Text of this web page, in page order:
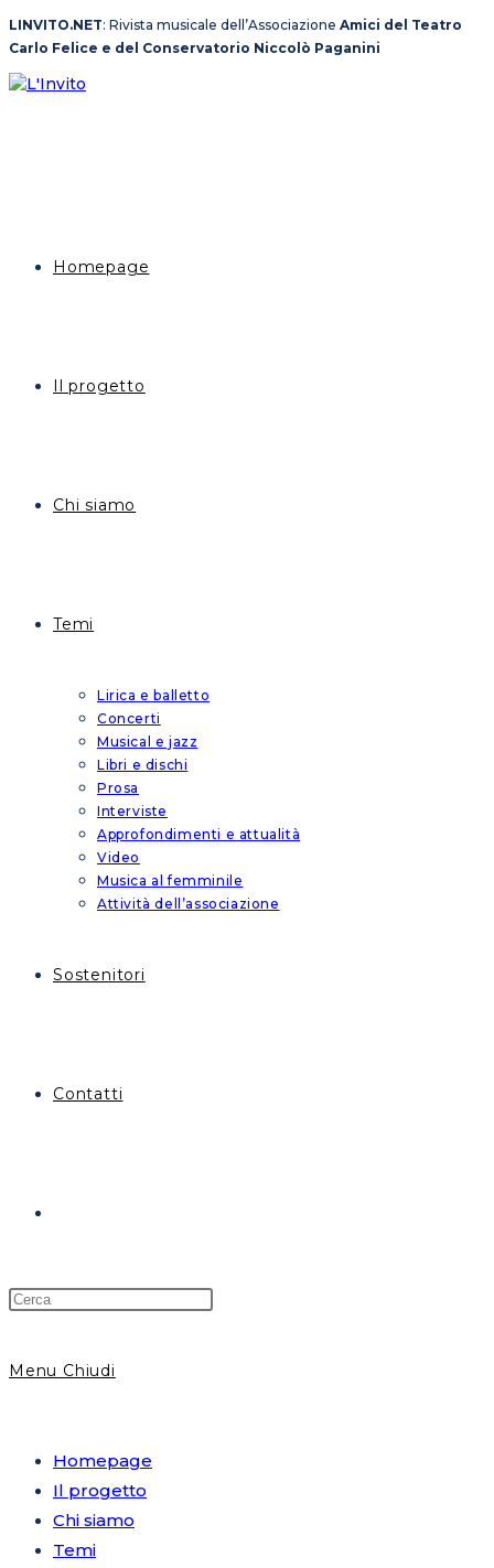
Salta
al
contenuto
LINVITO.NET: Rivista musicale dell’Associazione Amici del Teatro
Carlo Felice e del Conservatorio Niccolò Paganini
Homepage
Il progetto
Chi siamo
Temi
Lirica e balletto
Concerti
Musical e jazz
Libri e dischi
Prosa
Interviste
Approfondimenti e attualità
Video
Musica al femminile
Attività dell’associazione
Sostenitori
Contatti
Menu Chiudi
Homepage
Il progetto
Chi siamo
Temi